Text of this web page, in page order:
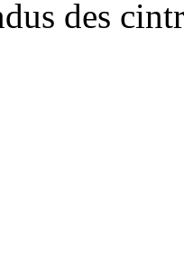
des